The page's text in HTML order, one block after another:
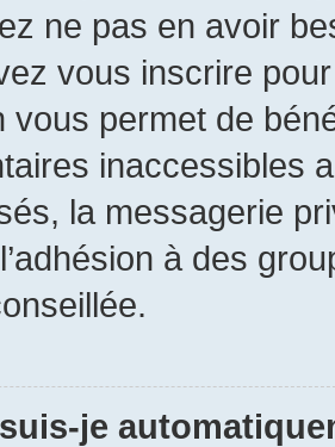
ne pas en avoir
vous inscrire
vous permet de
inaccessibles
la messagerie
à des
je